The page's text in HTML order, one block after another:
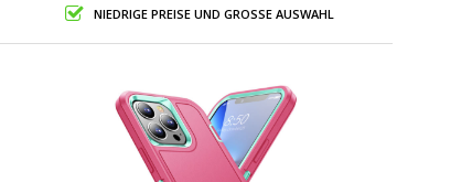
NIEDRIGE PREISE UND GROSSE AUSWAHL